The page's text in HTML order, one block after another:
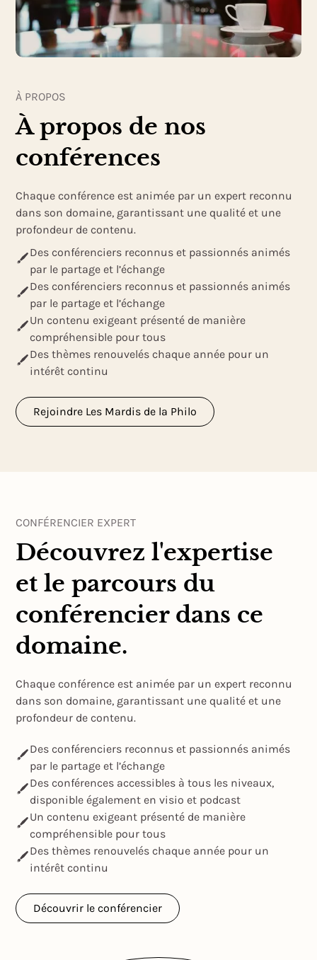
À PROPOS
À propos de nos
conférences
Chaque conférence est animée par un expert reconnu
dans son domaine, garantissant une qualité et une
profondeur de contenu.
Des conférenciers reconnus et passionnés animés
par le partage et l’échange
Des conférenciers reconnus et passionnés animés
par le partage et l’échange
Un contenu exigeant présenté de manière
compréhensible pour tous
Des thèmes renouvelés chaque année pour un
intérêt continu
Rejoindre Les Mardis de la Philo
CONFÉRENCIER EXPERT
Découvrez l'expertise
et le parcours du
conférencier dans ce
domaine.
Chaque conférence est animée par un expert reconnu
dans son domaine, garantissant une qualité et une
profondeur de contenu.
Des conférenciers reconnus et passionnés animés
par le partage et l’échange
Des conférences accessibles à tous les niveaux,
disponible également en visio et podcast
Un contenu exigeant présenté de manière
compréhensible pour tous
Des thèmes renouvelés chaque année pour un
intérêt continu
Découvrir le conférencier